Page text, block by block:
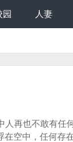
园 人妻
再也不敢有任
空中，任何存